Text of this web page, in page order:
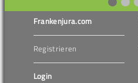
Frankenjura.com
Registrieren
Login